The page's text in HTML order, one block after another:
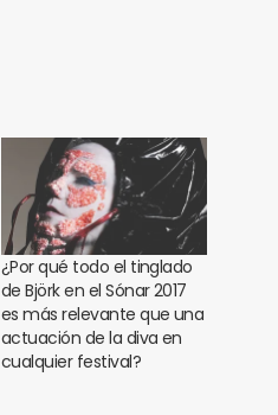
¿Por qué todo el tinglado
de Björk en el Sónar 2017
es más relevante que una
actuación de la diva en
cualquier festival?